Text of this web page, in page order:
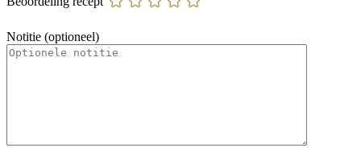
Notitie (optioneel)